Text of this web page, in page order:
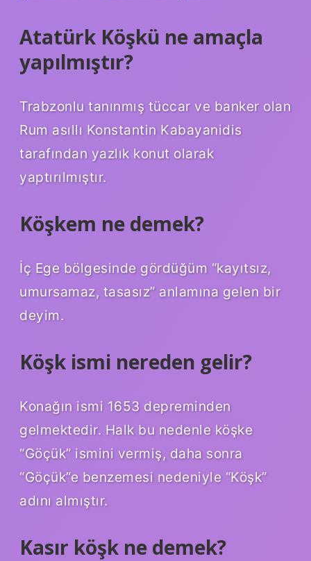
Atatürk Köşkü ne amaçla
yapılmıştır?
Trabzonlu tanınmış tüccar ve banker olan
Rum asıllı Konstantin Kabayanidis
tarafından yazlık konut olarak
yaptırılmıştır.
Köşkem ne demek?
İç Ege bölgesinde gördüğüm “kayıtsız,
umursamaz, tasasız” anlamına gelen bir
deyim.
Köşk ismi nereden gelir?
Konağın ismi 1653 depreminden
gelmektedir. Halk bu nedenle köşke
“Göçük” ismini vermiş, daha sonra
“Göçük”e benzemesi nedeniyle “Köşk”
adını almıştır.
Kasır köşk ne demek?